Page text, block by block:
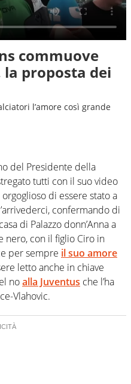
commuove
proposta dei
l’amore così grande
del Presidente della
tutti con il suo video
di essere stato a
confermando di
di Palazzo donn’Anna a
nero, con il figlio Ciro in
per sempre il suo amore
letto anche in chiave
noalla Juventus che l’ha
Vlahovic.